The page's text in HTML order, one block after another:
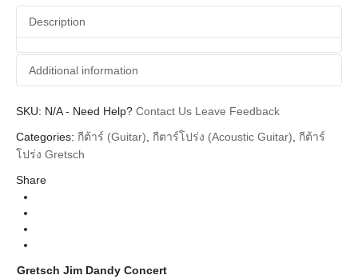
Rex
Burst
quantity
Description
Additional information
Additional information
Brands Gretsch
SKU: N/A- Need Help? Contact Us Leave Feedback
Categories: กีต้าร์ (Guitar) กีตาร์โปร่ง (Acoustic Guitar) กีต้าร์
โปร่ง Gretsch
Share
Gretsch Jim Dandy Concert